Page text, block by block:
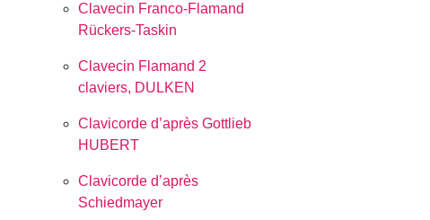
Clavecin Franco-Flamand
Rückers-Taskin
Clavecin Flamand 2
claviers, DULKEN
Clavicorde d’après Gottlieb
HUBERT
Clavicorde d’après
Schiedmayer